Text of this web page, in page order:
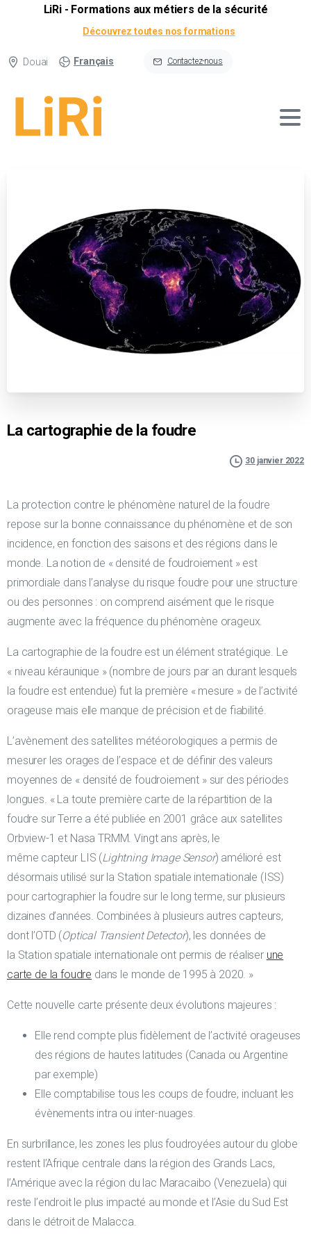
LiRi - Formations aux métiers de la sécurité
Découvrez toutes nos formations
Douai Français Contactez-nous
La cartographie de la foudre
30 janvier 2022
La protection contre le phénomène naturel de la foudre
repose sur la bonne connaissance du phénomène et de son
incidence, en fonction des saisons et des régions dans le
monde. La notion de « densité de foudroiement » est
primordiale dans l’analyse du risque foudre pour une structure
ou des personnes : on comprend aisément que le risque
augmente avec la fréquence du phénomène orageux.
La cartographie de la foudre est un élément stratégique. Le
« niveau kéraunique » (nombre de jours par an durant lesquels
la foudre est entendue) fut la première « mesure » de l’activité
orageuse mais elle manque de précision et de fiabilité.
L’avènement des satellites météorologiques a permis de
mesurer les orages de l’espace et de définir des valeurs
moyennes de « densité de foudroiement » sur des périodes
longues. « La toute première carte de la répartition de la
foudre sur Terre a été publiée en 2001 grâce aux satellites
Orbview-1 et Nasa TRMM. Vingt ans après, le
même capteur LIS (Lightning Image Sensor) amélioré est
désormais utilisé sur la Station spatiale internationale (ISS)
pour cartographier la foudre sur le long terme, sur plusieurs
dizaines d’années. Combinées à plusieurs autres capteurs,
dont l’OTD (Optical Transient Detector), les données de
la Station spatiale internationale ont permis de réaliser une
carte de la foudre dans le monde de 1995 à 2020. »
Cette nouvelle carte présente deux évolutions majeures :
Elle rend compte plus fidèlement de l’activité orageuses
des régions de hautes latitudes (Canada ou Argentine
par exemple)
Elle comptabilise tous les coups de foudre, incluant les
évènements intra ou inter-nuages.
En surbrillance, les zones les plus foudroyées autour du globe
restent l’Afrique centrale dans la région des Grands Lacs,
l’Amérique avec la région du lac Maracaibo (Venezuela) qui
reste l’endroit le plus impacté au monde et l’Asie du Sud Est
dans le détroit de Malacca.